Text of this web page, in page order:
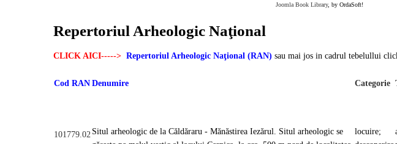
Joomla Book Library, by OrdaSoft!
Repertoriul Arheologic Naţional
CLICK AICI-----> Repertoriul Arheologic Naţional (RAN) sau mai jos in cadrul tebelullui
Cod RAN Denumire Categorie
101779.02 Situl arheologic de la Căldăraru - Mănăstirea Iezărul. Situl arheologic se
locuire;